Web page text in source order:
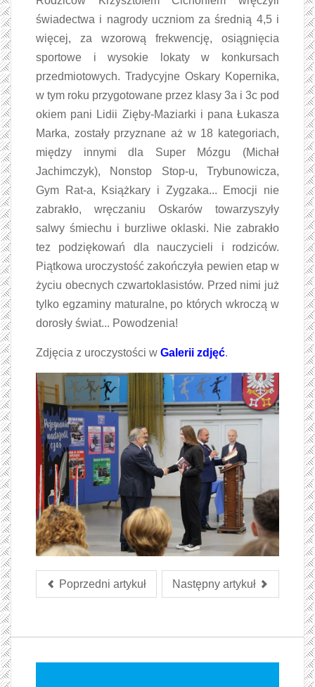
świadectwa i nagrody uczniom za średnią 4,5 i
więcej, za wzorową frekwencję, osiągnięcia
sportowe i wysokie lokaty w konkursach
przedmiotowych. Tradycyjne Oskary Kopernika,
w tym roku przygotowane przez klasy 3a i 3c pod
okiem pani Lidii Zięby-Maziarki i pana Łukasza
Marka, zostały przyznane aż w 18 kategoriach,
między innymi dla Super Mózgu (Michał
Jachimczyk), Nonstop Stop-u, Trybunowicza,
Gym Rat-a, Książkary i Zygzaka... Emocji nie
zabrakło, wręczaniu Oskarów towarzyszyły
salwy śmiechu i burzliwe oklaski. Nie zabrakło
tez podziękowań dla nauczycieli i rodziców.
Piątkowa uroczystość zakończyła pewien etap w
życiu obecnych czwartoklasistów. Przed nimi już
tylko egzaminy maturalne, po których wkroczą w
dorosły świat... Powodzenia!
Zdjęcia z uroczystości w Galerii zdjęć.
Poprzedni artykuł Następny artykuł